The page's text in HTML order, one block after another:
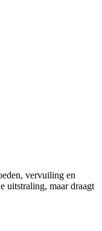
vervuiling en
uitstraling, maar draagt